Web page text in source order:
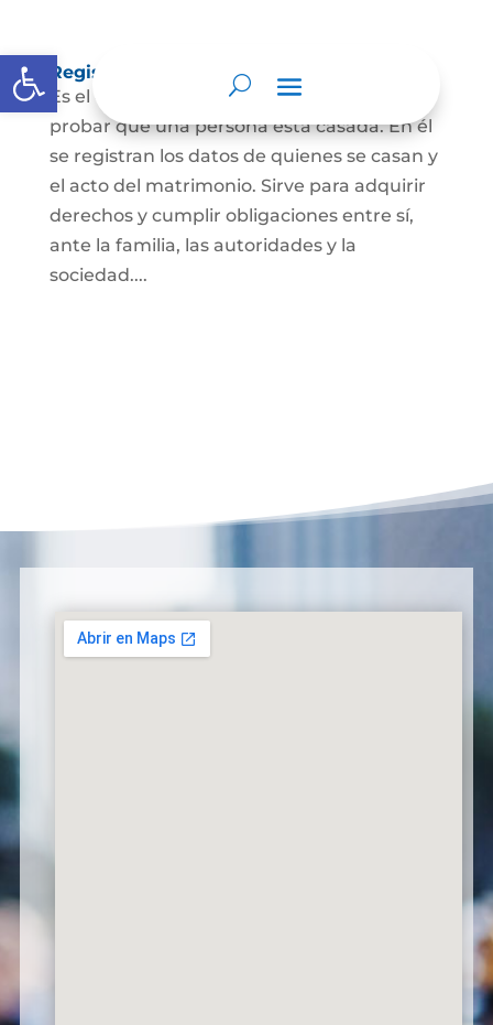
Abrir barra de herramientas
Registro Civil de Matrimonio
Es el documento público necesario para
probar que una persona está casada. En él
se registran los datos de quienes se casan y
el acto del matrimonio. Sirve para adquirir
derechos y cumplir obligaciones entre sí,
ante la familia, las autoridades y la
sociedad....